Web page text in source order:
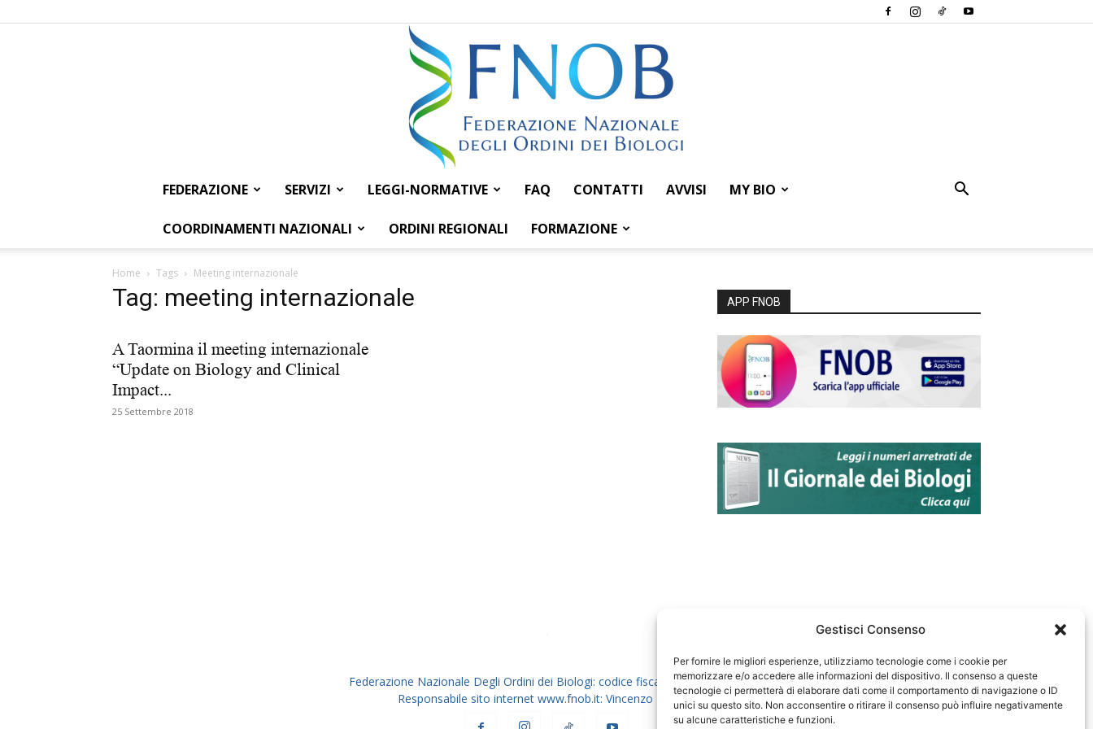
Gestisci Consenso
Per fornire le migliori esperienze, utilizziamo tecnologie come i cookie per
memorizzare e/o accedere alle informazioni del dispositivo. Il consenso a queste
tecnologie ci permetterà di elaborare dati come il comportamento di navigazione o ID
unici su questo sito. Non acconsentire o ritirare il consenso può influire negativamente
su alcune caratteristiche e funzioni.
Federazione
FEDERAZIONE SERVIZI LEGGI-NORMATIVE FAQ CONTATTI AVVISI MY BIO
COORDINAMENTI NAZIONALI ORDINI REGIONALI FORMAZIONE
Home Tags Meeting internazionale
Tag: meeting internazionale
A Taormina il meeting internazionale
“Update on Biology and Clinical
Impact...
25 Settembre 2018
APP FNOB
Federazione Nazionale Degli Ordini dei Biologi: codice fiscale 80069130583
Responsabile sito internet www.fnob.it: Vincenzo D'Anna